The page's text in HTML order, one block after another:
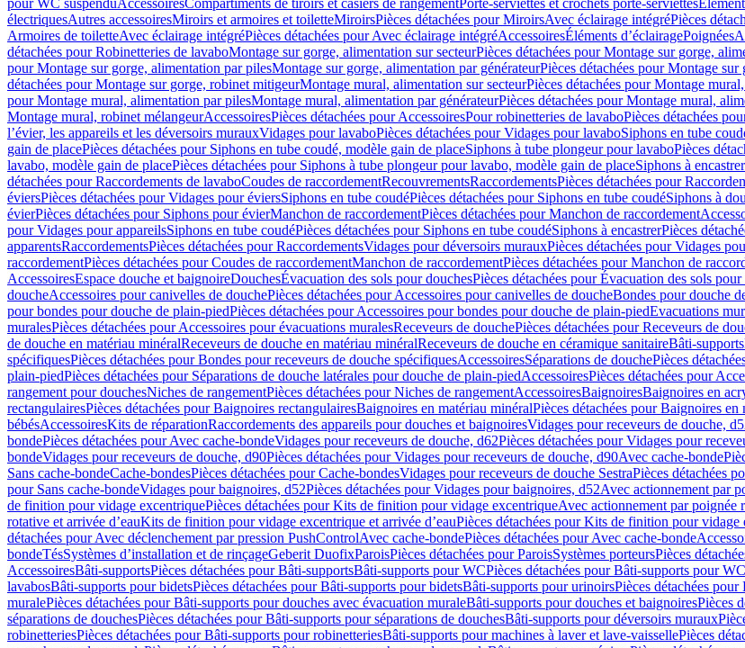
pour WC suspenduAccessoiresCompartiments de tiroirs et casiers de rangementPorte-serviettes et crochets porte-serviettes
électriquesAutres accessoiresMiroirs et armoires et toiletteMiroirsPièces détachées pour MiroirsAvec éclairage intégréPièces
Armoires de toiletteAvec éclairage intégréPièces détachées pour Avec éclairage intégréAccessoiresÉléments d’éclairagePoignées
détachées pour Robinetteries de lavaboMontage sur gorge, alimentation sur secteurPièces détachées pour Montage sur gorge,
pour Montage sur gorge, alimentation par pilesMontage sur gorge, alimentation par générateurPièces détachées pour Montage
détachées pour Montage sur gorge, robinet mitigeurMontage mural, alimentation sur secteurPièces détachées pour Montage
pour Montage mural, alimentation par pilesMontage mural, alimentation par générateurPièces détachées pour Montage mural,
Montage mural, robinet mélangeurAccessoiresPièces détachées pour AccessoiresPour robinetteries de lavaboPièces détachées
l’évier, les appareils et les déversoirs murauxVidages pour lavaboPièces détachées pour Vidages pour lavaboSiphons en tube
gain de placePièces détachées pour Siphons en tube coudé, modèle gain de placeSiphons à tube plongeur pour lavaboPièces
lavabo, modèle gain de placePièces détachées pour Siphons à tube plongeur pour lavabo, modèle gain de placeSiphons à encastrer
détachées pour Raccordements de lavaboCoudes de raccordementRecouvrementsRaccordementsPièces détachées pour
éviersPièces détachées pour Vidages pour éviersSiphons en tube coudéPièces détachées pour Siphons en tube coudéSiphons à
évierPièces détachées pour Siphons pour évierManchon de raccordementPièces détachées pour Manchon de raccordement
pour Vidages pour appareilsSiphons en tube coudéPièces détachées pour Siphons en tube coudéSiphons à encastrerPièces
apparentsRaccordementsPièces détachées pour RaccordementsVidages pour déversoirs murauxPièces détachées pour Vidages
raccordementPièces détachées pour Coudes de raccordementManchon de raccordementPièces détachées pour Manchon de
AccessoiresEspace douche et baignoireDouchesÉvacuation des sols pour douchesPièces détachées pour Évacuation des sols pour
doucheAccessoires pour canivelles de douchePièces détachées pour Accessoires pour canivelles de doucheBondes pour douche
pour bondes pour douche de plain-piedPièces détachées pour Accessoires pour bondes pour douche de plain-piedEvacuations
muralesPièces détachées pour Accessoires pour évacuations muralesReceveurs de douchePièces détachées pour Receveurs de
de douche en matériau minéralReceveurs de douche en matériau minéralReceveurs de douche en céramique sanitaireBâti-supports
spécifiquesPièces détachées pour Bondes pour receveurs de douche spécifiquesAccessoiresSéparations de douchePièces
plain-piedPièces détachées pour Séparations de douche latérales pour douche de plain-piedAccessoiresPièces détachées pour
rangement pour douchesNiches de rangementPièces détachées pour Niches de rangementAccessoiresBaignoiresBaignoires en
rectangulairesPièces détachées pour Baignoires rectangulairesBaignoires en matériau minéralPièces détachées pour Baignoires en
bébésAccessoiresKits de réparationRaccordements des appareils pour douches et baignoiresVidages pour receveurs de douche,
bondePièces détachées pour Avec cache-bondeVidages pour receveurs de douche, d62Pièces détachées pour Vidages pour
bondeVidages pour receveurs de douche, d90Pièces détachées pour Vidages pour receveurs de douche, d90Avec cache-bonde
Sans cache-bondeCache-bondesPièces détachées pour Cache-bondesVidages pour receveurs de douche SestraPièces détachées
pour Sans cache-bondeVidages pour baignoires, d52Pièces détachées pour Vidages pour baignoires, d52Avec actionnement par
de finition pour vidage excentriquePièces détachées pour Kits de finition pour vidage excentriqueAvec actionnement par poignée
rotative et arrivée d’eauKits de finition pour vidage excentrique et arrivée d’eauPièces détachées pour Kits de finition pour vidage
détachées pour Avec déclenchement par pression PushControlAvec cache-bondePièces détachées pour Avec cache-bonde
bondeTésSystèmes d’installation et de rinçageGeberit DuofixParoisPièces détachées pour ParoisSystèmes porteursPièces
AccessoiresBâti-supportsPièces détachées pour Bâti-supportsBâti-supports pour WCPièces détachées pour Bâti-supports pour WC
lavabosBâti-supports pour bidetsPièces détachées pour Bâti-supports pour bidetsBâti-supports pour urinoirsPièces détachées
muralePièces détachées pour Bâti-supports pour douches avec évacuation muraleBâti-supports pour douches et baignoiresPièces
séparations de douchesPièces détachées pour Bâti-supports pour séparations de douchesBâti-supports pour déversoirs muraux
robinetteriesPièces détachées pour Bâti-supports pour robinetteriesBâti-supports pour machines à laver et lave-vaissellePièces